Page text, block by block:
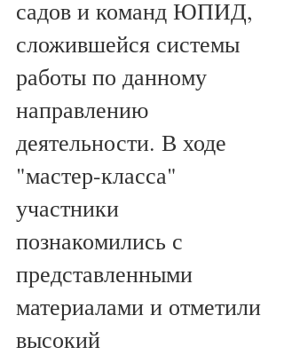
садов и команд ЮПИД,
сложившейся системы
работы по данному
направлению
деятельности. В ходе
"мастер-класса"
участники
познакомились с
представленными
материалами и отметили
высокий